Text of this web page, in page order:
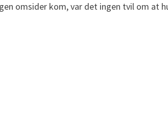
omsider kom, var det ingen tvil om at